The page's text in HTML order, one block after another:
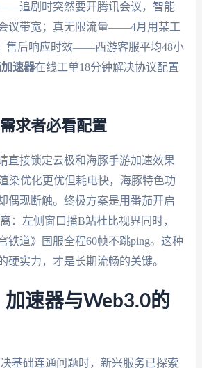
追剧时突然要开腾讯会议，智能
议带宽；真无限流量——4月用某工
售后响应时效——西游客服平均48小
速器在线工单18分钟解决协议配置
求者必看配置
直接锁定云极和海豚手游加速效果
染优化更优但耗电快，海豚特色功
偶现断触。终极方案是用番茄开启
：左侧窗口播B站杜比视界同时，
铁道》国服全程60帧不跳ping。这种
硬实力，才是长期流畅的关键。
速器与Web3.0的
基础连通问题时，新兴服务已探索